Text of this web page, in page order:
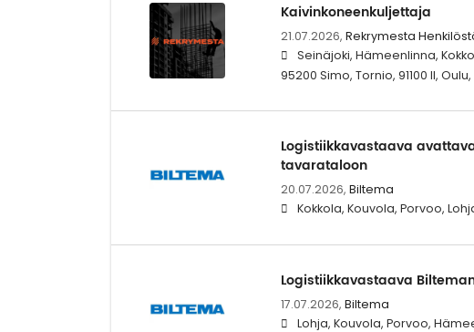
Kaivinkoneenkuljettaja
21.07.2026, Rekrymesta
Seinäjoki, Hämeenlinna,
95200 Simo, Tornio, 91100 II,
Logistiikkavastaava
tavarataloon
20.07.2026, Biltema
Kokkola, Kouvola, Porvoo,
Logistiikkavastaava
17.07.2026, Biltema
Lohja, Kouvola, Porvoo,